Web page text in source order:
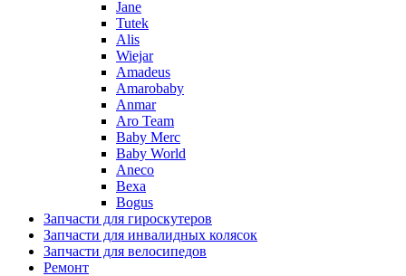
Jane
Tutek
Alis
Wiejar
Amadeus
Amarobaby
Anmar
Aro Team
Baby Merc
Baby World
Aneco
Bexa
Bogus
Запчасти для гироскутеров
Запчасти для инвалидных колясок
Запчасти для велосипедов
Ремонт